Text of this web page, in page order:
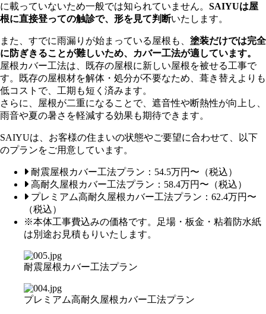
に載っていないため一般では知られていません。 SAIYUは屋
根に直接登っての触診で、形を見て判断いたします。
また、すでに雨漏りが始まっている屋根も、 塗装だけでは完全
に防ぎきることが難しいため、カバー工法が適しています。
屋根カバー工法は、既存の屋根に新しい屋根を被せる工事で
す。既存の屋根材を解体・処分が不要なため、葺き替えよりも
低コストで、工期も短く済みます。
さらに、屋根が二重になることで、遮音性や断熱性が向上し、
雨音や夏の暑さを軽減する効果も期待できます。
SAIYUは、お客様の住まいの状態やご要望に合わせて、以下
のプランをご用意しています。
耐震屋根カバー工法プラン：54.5万円〜（税込）
高耐久屋根カバー工法プラン：58.4万円〜（税込）
プレミアム高耐久屋根カバー工法プラン：62.4万円〜
（税込）
※本体工事費込みの価格です。足場・板金・粘着防水紙
は別途お見積もりいたします。
耐震屋根カバー工法プラン
プレミアム高耐久屋根カバー工法プラン